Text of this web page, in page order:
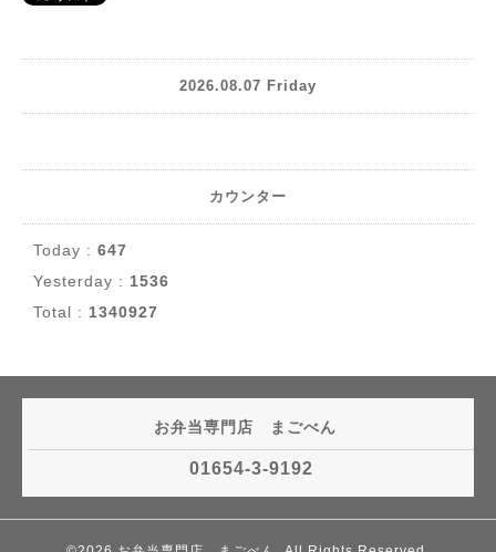
2026.08.07 Friday
カウンター
Today : 647
Yesterday : 1536
Total : 1340927
お弁当専門店 まごべん
01654-3-9192